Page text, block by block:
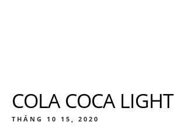
COLA COCA LIGHT
THÁNG 10 15, 2020